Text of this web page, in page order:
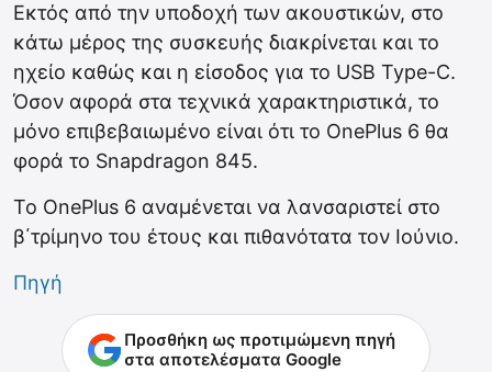
Εκτός από την υποδοχή των ακουστικών, στο
κάτω μέρος της συσκευής διακρίνεται και το
ηχείο καθώς και η είσοδος για το USB Type-C.
Όσον αφορά στα τεχνικά χαρακτηριστικά, το
μόνο επιβεβαιωμένο είναι ότι το OnePlus 6 θα
φορά το Snapdragon 845.
Το OnePlus 6 αναμένεται να λανσαριστεί στο
β΄τρίμηνο του έτους και πιθανότατα τον Ιούνιο.
Πηγή
Προσθήκη ως προτιμώμενη πηγή
στα αποτελέσματα Google